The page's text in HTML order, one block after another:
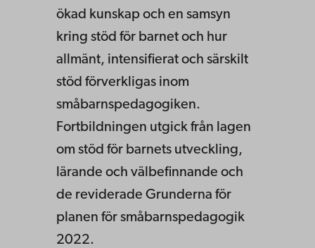
ökad kunskap och en samsyn
kring stöd för barnet och hur
allmänt, intensifierat och särskilt
stöd förverkligas inom
småbarnspedagogiken.
Fortbildningen utgick från lagen
om stöd för barnets utveckling,
lärande och välbefinnande och
de reviderade Grunderna för
planen för småbarnspedagogik
2022.